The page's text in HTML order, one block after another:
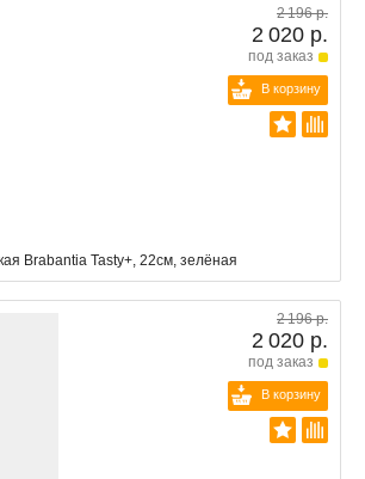
2 196 р.
2 020 р.
под заказ
В корзину
Brabantia Tasty+, 22см, зелёная
2 196 р.
2 020 р.
под заказ
В корзину